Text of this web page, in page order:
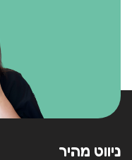
ניווט מהיר